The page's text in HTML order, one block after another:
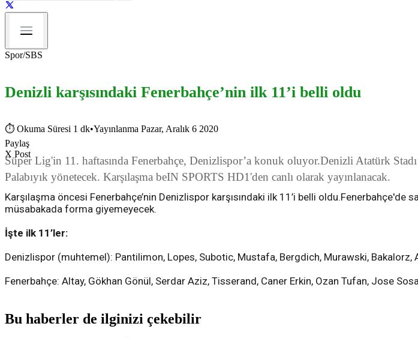
Spor/SBS
Denizli karşısındaki Fenerbahçe’nin ilk 11’i belli oldu
⏱ Okuma Süresi 1 dk•Yayınlanma Pazar, Aralık 6 2020
Paylaş
X Post
Süper Lig'in 11. haftasında Fenerbahçe, Denizlispor’a konuk oluyor.Denizli Atatürk
Palabıyık yönetecek. Karşılaşma beIN SPORTS HD1'den canlı olarak yayınlanacak.
Karşılaşma öncesi Fenerbahçe’nin Denizlispor karşısındaki ilk 11’i belli
müsabakada forma giyemeyecek.
İşte ilk 11’ler:
Denizlispor (muhtemel): Pantilimon, Lopes, Subotic, Mustafa, Bergdich, Murawski, Bakalorz,
Fenerbahçe: Altay, Gökhan Gönül, Serdar Aziz, Tisserand, Caner Erkin, Ozan Tufan, Jose
Bu haberler de ilginizi çekebilir